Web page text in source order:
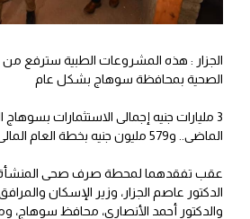
الجزار : هذه المشروعات الطبية سترفع
الصحية بمحافظة سوهاج بشكل عام
3 مليارات جنيه إجمالى الاستثمارات بسوهاج
الماضى.. و579 مليون جنيه بخطة العام المالى 2019 / 2020
عقب تفقدهما لمحطة صرف صحى المنشأة
الدكتور عاصم الجزار، وزير الإسكان
والدكتور أحمد الأنصارى، محافظ سوهاج،